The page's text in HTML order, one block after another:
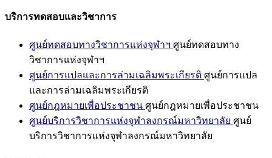
บริการทดสอบและวิชาการ
ศูนย์ทดสอบทางวิชาการแห่งจุฬาฯ ศูนย์ทดสอบทาง
วิชาการแห่งจุฬาฯ
ศูนย์การแปลและการล่ามเฉลิมพระเกียรติ ศูนย์การแปล
และการล่ามเฉลิมพระเกียรติ
ศูนย์กฎหมายเพื่อประชาชน ศูนย์กฎหมายเพื่อประชาชน
ศูนย์บริการวิชาการแห่งจุฬาลงกรณ์มหาวิทยาลัย ศูนย์
บริการวิชาการแห่งจุฬาลงกรณ์มหาวิทยาลัย